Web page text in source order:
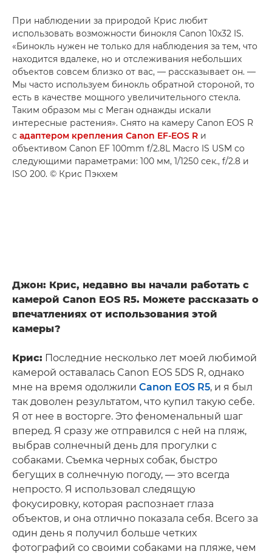
При наблюдении за природой Крис любит
использовать возможности бинокля Canon 10x32 IS.
«Бинокль нужен не только для наблюдения за тем, что
находится вдалеке, но и отслеживания небольших
объектов совсем близко от вас, — рассказывает он. —
Мы часто используем бинокль обратной стороной, то
есть в качестве мощного увеличительного стекла.
Таким образом мы с Меган однажды искали
интересные растения». Снято на камеру Canon EOS R
с адаптером крепления Canon EF-EOS R и
объективом Canon EF 100mm f/2.8L Macro IS USM со
следующими параметрами: 100 мм, 1/1250 сек., f/2.8 и
ISO 200. © Крис Пэкхем
Джон: Крис, недавно вы начали работать с
камерой Canon EOS R5. Можете рассказать о
впечатлениях от использования этой
камеры?
Крис: Последние несколько лет моей любимой
камерой оставалась Canon EOS 5DS R, однако
мне на время одолжили Canon EOS R5, и я был
так доволен результатом, что купил такую себе.
Я от нее в восторге. Это феноменальный шаг
вперед. Я сразу же отправился с ней на пляж,
выбрав солнечный день для прогулки с
собаками. Съемка черных собак, быстро
бегущих в солнечную погоду, — это всегда
непросто. Я использовал следящую
фокусировку, которая распознает глаза
объектов, и она отлично показала себя. Всего за
один день я получил больше четких
фотографий со своими собаками на пляже, чем